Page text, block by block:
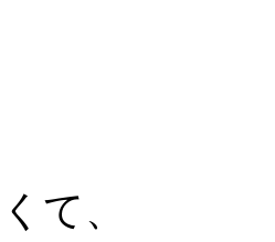
て、